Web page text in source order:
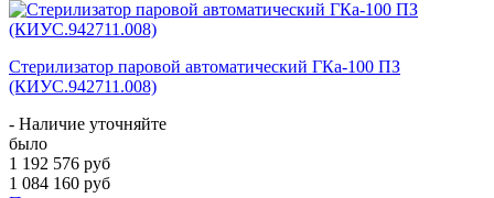
Стерилизатор паровой автоматический ГКа-100 ПЗ
(КИУС.942711.008)
- Наличие уточняйте
было
1 192 576 руб
1 084 160 руб